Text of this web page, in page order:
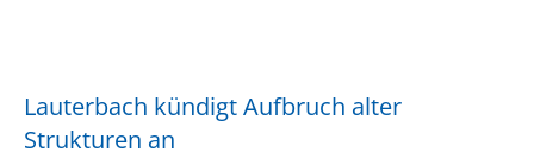
Lauterbach kündigt Aufbruch alter
Strukturen an